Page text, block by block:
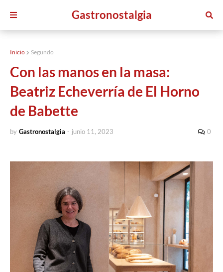
Gastronostalgia
Inicio Segundo
Con las manos en la masa:
Beatriz Echeverría de El Horno
de Babette
by Gastronostalgia - junio 11, 2023 0